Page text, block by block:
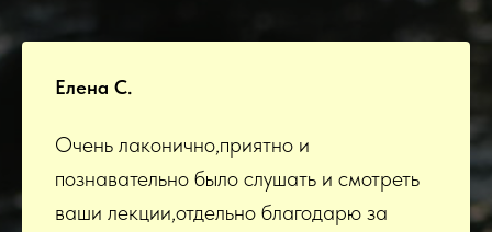
Елена С.
Очень лаконично,приятно и
познавательно было слушать и смотреть
ваши лекции,отдельно благодарю за